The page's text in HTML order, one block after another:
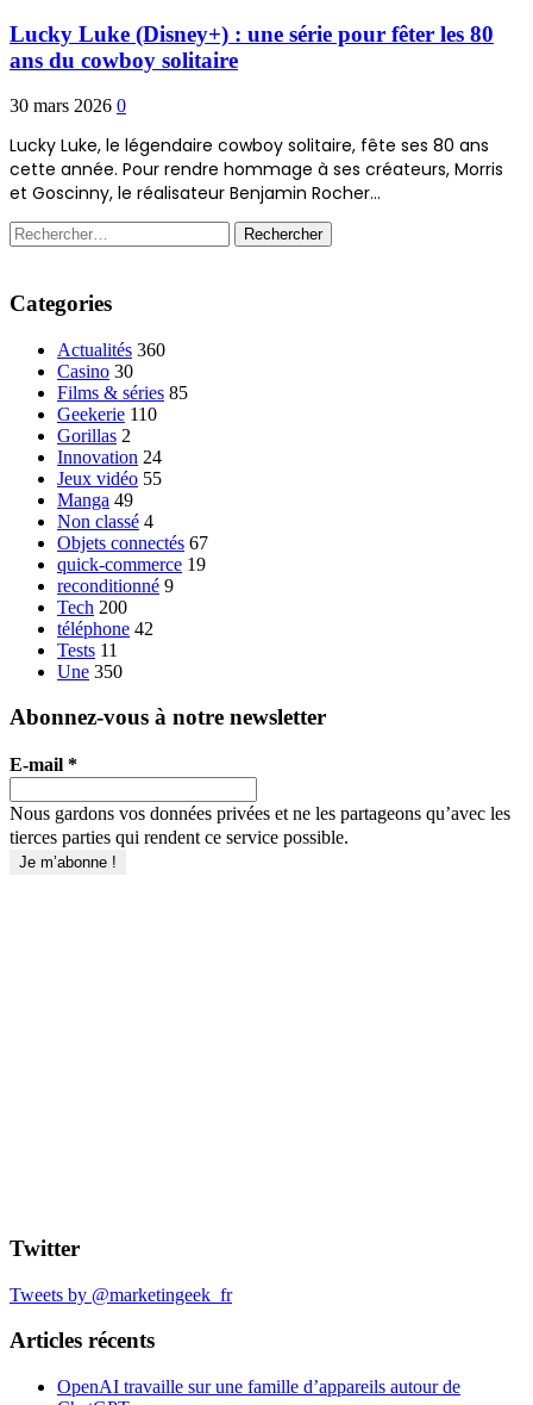
Lucky Luke (Disney+) : une série pour fêter les 80
ans du cowboy solitaire
30 mars 2026 0
Lucky Luke, le légendaire cowboy solitaire, fête ses 80 ans
cette année. Pour rendre hommage à ses créateurs, Morris
et Goscinny, le réalisateur Benjamin Rocher…
Rechercher :
Categories
Actualités 360
Casino 30
Films & séries 85
Geekerie 110
Gorillas 2
Innovation 24
Jeux vidéo 55
Manga 49
Non classé 4
Objets connectés 67
quick-commerce 19
reconditionné 9
Tech 200
téléphone 42
Tests 11
Une 350
Abonnez-vous à notre newsletter
E-mail *
Nous gardons vos données privées et ne les partageons qu’avec les
tierces parties qui rendent ce service possible.
Twitter
Tweets by @marketingeek_fr
Articles récents
OpenAI travaille sur une famille d’appareils autour de